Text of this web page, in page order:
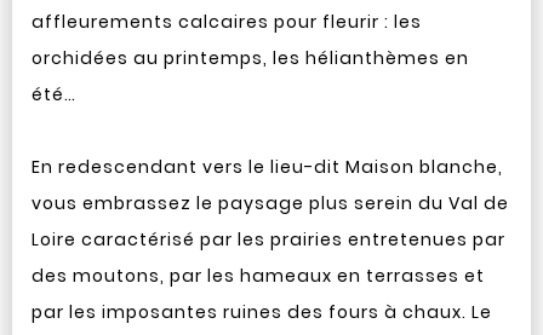
affleurements calcaires pour fleurir : les
orchidées au printemps, les hélianthèmes en
été…
En redescendant vers le lieu-dit Maison blanche,
vous embrassez le paysage plus serein du Val de
Loire caractérisé par les prairies entretenues par
des moutons, par les hameaux en terrasses et
par les imposantes ruines des fours à chaux. Le